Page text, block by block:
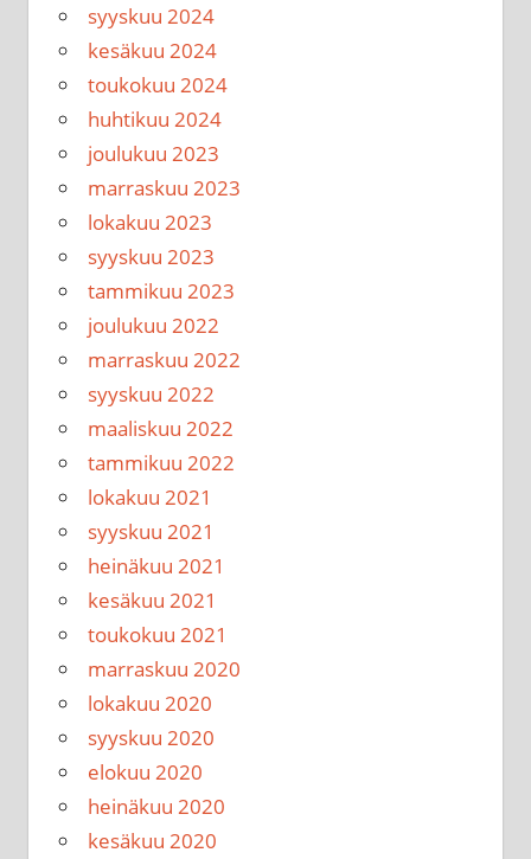
syyskuu 2024
kesäkuu 2024
toukokuu 2024
huhtikuu 2024
joulukuu 2023
marraskuu 2023
lokakuu 2023
syyskuu 2023
tammikuu 2023
joulukuu 2022
marraskuu 2022
syyskuu 2022
maaliskuu 2022
tammikuu 2022
lokakuu 2021
syyskuu 2021
heinäkuu 2021
kesäkuu 2021
toukokuu 2021
marraskuu 2020
lokakuu 2020
syyskuu 2020
elokuu 2020
heinäkuu 2020
kesäkuu 2020